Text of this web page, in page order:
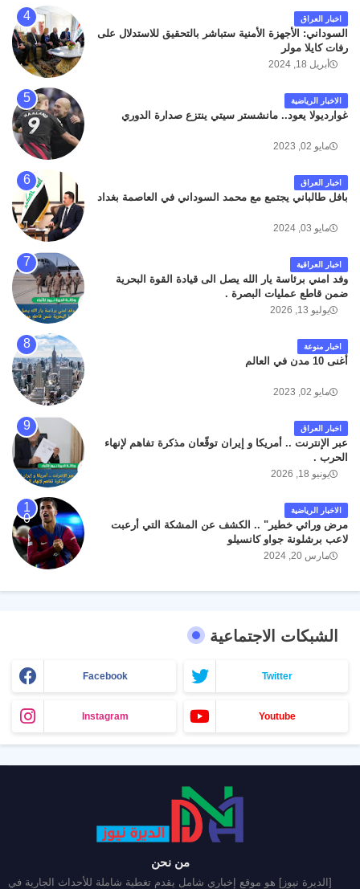
اخبار العراق
السوداني: الأجهزة الأمنية ستباشر بالتحقيق للاستدلال على
رفات كايلا مولر
أبريل 18, 2024
الاخبار الرياضية
غوارديولا يعود.. مانشستر سيتي ينتزع صدارة الدوري
مايو 02, 2023
اخبار العراق
بافل طالباني يجتمع مع محمد السوداني في العاصمة بغداد
مايو 03, 2024
اخبار العراقية
وفد امني برئاسة يار الله يصل الى قيادة القوة البحرية
ضمن قاطع عمليات البصرة .
يوليو 13, 2026
اخبار منوعة
أغنى 10 مدن في العالم
مايو 02, 2023
اخبار العراق
عبر الإنترنت .. أمريكا و إيران توقّعان مذكرة تفاهم لإنهاء
الحرب .
يونيو 18, 2026
الاخبار الرياضية
مرض وراثي خطير" .. الكشف عن المشكة التي أرعبت
لاعب برشلونة جواو كانسيلو
مارس 20, 2024
الشبكات الاجتماعية
Facebook Twitter
Instagram Youtube
من نحن
[الديرة نيوز] هو موقع إخباري شامل يقدم تغطية شاملة للأحداث الجارية في